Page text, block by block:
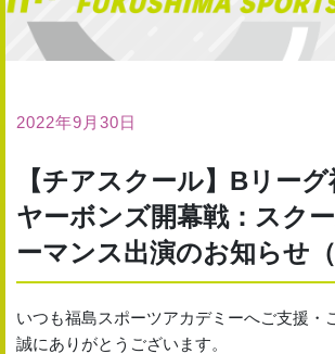
2022年9月30日
【チアスクール】Bリー
ヤーボンズ開幕戦：スク
ーマンス出演のお知らせ（
いつも福島スポーツアカデミーへご支援・
誠にありがとうございます。